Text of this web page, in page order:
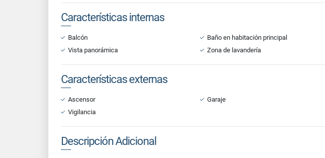
Características internas
Balcón Baño en habitación principal
Vista panorámica
Zona de lavandería
Características externas
Ascensor Garaje
Vigilancia
Descripción Adicional